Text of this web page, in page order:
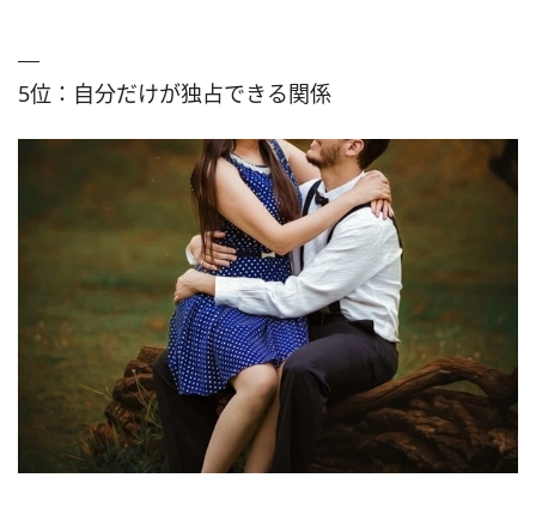
5位：自分だけが独占できる関係